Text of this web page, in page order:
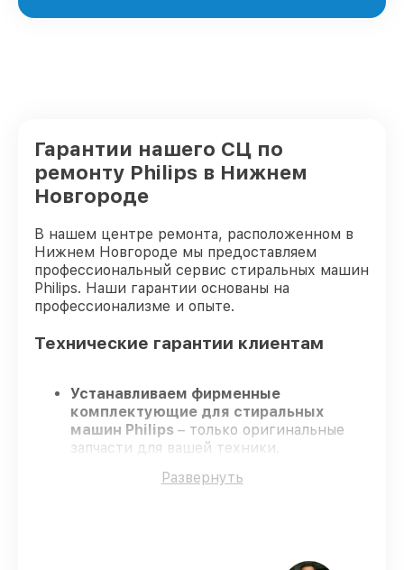
Гарантии нашего СЦ по
ремонту Philips в Нижнем
Новгороде
В нашем центре ремонта, расположенном в
Нижнем Новгороде мы предоставляем
профессиональный сервис стиральных машин
Philips. Наши гарантии основаны на
профессионализме и опыте.
Технические гарантии клиентам
Устанавливаем фирменные
комплектующие для стиральных
машин Philips – только оригинальные
запчасти для вашей техники.
серьезную проверку знаний и навыков,
Развернуть